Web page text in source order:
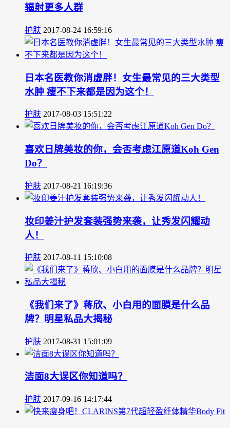
辐射更多人群
护肤 2017-08-24 16:59:16
日本名医教你消虚胖！女生最常见的三大类型
水肿 瘦不下来都是因为这个！
护肤 2017-08-03 15:51:22
喜欢日牌美妆的你，会否考虑江原道Koh Gen
Do？
护肤 2017-08-21 16:19:36
妆印姜汁护发套装强势来袭，让秀发闪耀动
人！
护肤 2017-08-11 15:10:08
《我们来了》蒋欣、小白用的面膜是什么品
牌？明星私品大揭秘
护肤 2017-08-31 15:01:09
洁面8大误区你知道吗？
护肤 2017-09-16 14:17:44